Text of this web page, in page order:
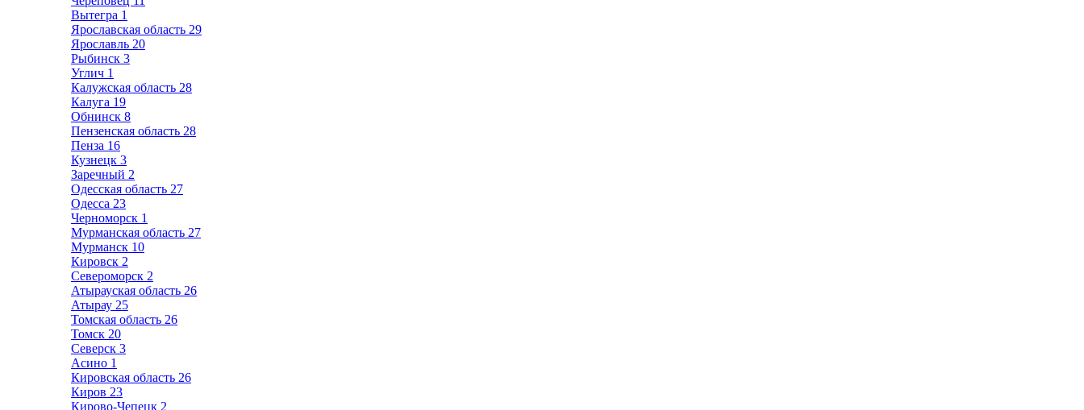
Вытегра 1
Ярославская область 29
Ярославль 20
Рыбинск 3
Углич 1
Калужская область 28
Калуга 19
Обнинск 8
Пензенская область 28
Пенза 16
Кузнецк 3
Заречный 2
Одесская область 27
Одесса 23
Черноморск 1
Мурманская область 27
Мурманск 10
Кировск 2
Североморск 2
Атырауская область 26
Атырау 25
Томская область 26
Томск 20
Северск 3
Асино 1
Кировская область 26
Киров 23
Кирово-Чепецк 2